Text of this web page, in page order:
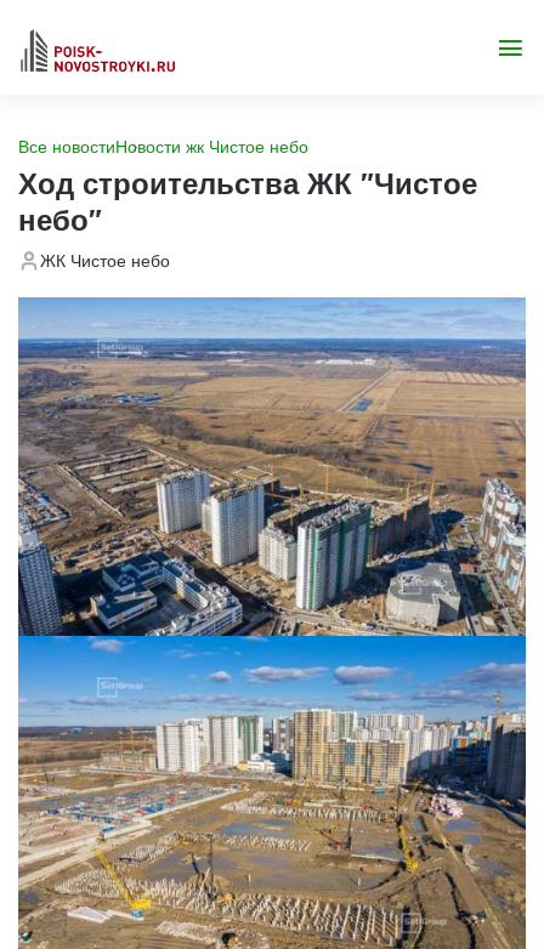
Все новостиНовости жк Чистое небо
Ход строительства ЖК "Чистое
небо"
ЖК Чистое небо